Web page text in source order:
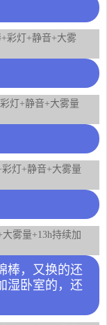
彩灯+静音+大雾
灯+静音+大雾量
灯+静音+大雾量
雾量+13h持续加
棒，又换的还
湿卧室的，还